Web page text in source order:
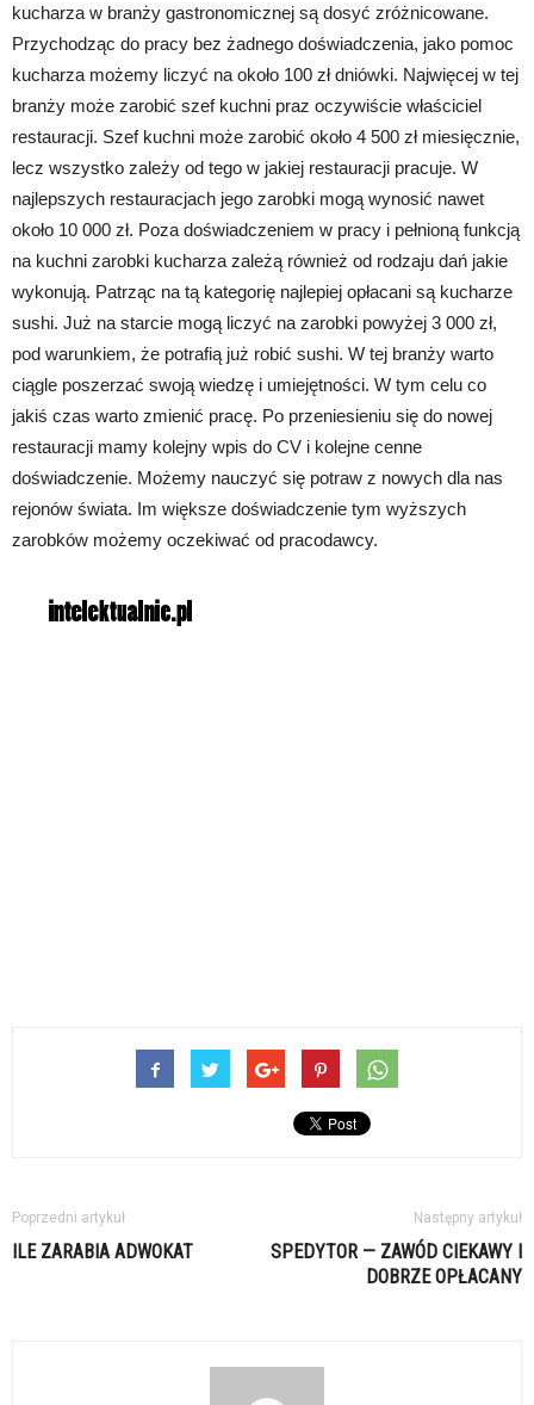
kucharza w branży gastronomicznej są dosyć zróżnicowane.
Przychodząc do pracy bez żadnego doświadczenia, jako pomoc
kucharza możemy liczyć na około 100 zł dniówki. Najwięcej w tej
branży może zarobić szef kuchni praz oczywiście właściciel
restauracji. Szef kuchni może zarobić około 4 500 zł miesięcznie,
lecz wszystko zależy od tego w jakiej restauracji pracuje. W
najlepszych restauracjach jego zarobki mogą wynosić nawet
około 10 000 zł. Poza doświadczeniem w pracy i pełnioną funkcją
na kuchni zarobki kucharza zależą również od rodzaju dań jakie
wykonują. Patrząc na tą kategorię najlepiej opłacani są kucharze
sushi. Już na starcie mogą liczyć na zarobki powyżej 3 000 zł,
pod warunkiem, że potrafią już robić sushi. W tej branży warto
ciągle poszerzać swoją wiedzę i umiejętności. W tym celu co
jakiś czas warto zmienić pracę. Po przeniesieniu się do nowej
restauracji mamy kolejny wpis do CV i kolejne cenne
doświadczenie. Możemy nauczyć się potraw z nowych dla nas
rejonów świata. Im większe doświadczenie tym wyższych
zarobków możemy oczekiwać od pracodawcy.
Poprzedni artykuł
ILE ZARABIA ADWOKAT
Następny artykuł
SPEDYTOR — ZAWÓD CIEKAWY I
DOBRZE OPŁACANY